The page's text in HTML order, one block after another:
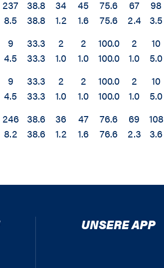
237
8.5
38.8
38.8
34
1.2
45
1.6
75.6
75.6
67
2.4
98
3.5
9
4.5
33.3
33.3
2
1.0
2
1.0
100.0
100.0
2
1.0
10
5.0
9
4.5
33.3
33.3
2
1.0
2
1.0
100.0
100.0
2
1.0
10
5.0
246
8.2
38.6
38.6
36
1.2
47
1.6
76.6
76.6
69
2.3
108
3.6
UNSERE APP